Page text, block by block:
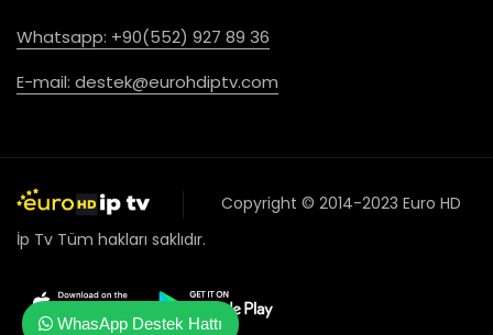
Whatsapp: +90(552) 927 89 36
E-mail: destek@eurohdiptv.com
Copyright © 2014-2023Euro HD
İp Tv Tüm hakları saklıdır.
WhasApp Destek Hattı